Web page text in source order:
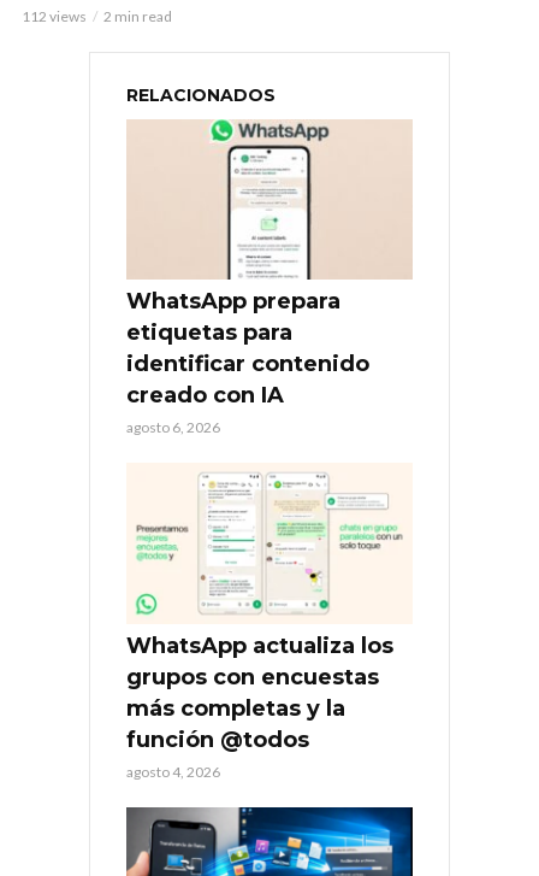
112 views 2 min read
RELACIONADOS
WhatsApp prepara
etiquetas para
identificar contenido
creado con IA
agosto 6, 2026
WhatsApp actualiza los
grupos con encuestas
más completas y la
función @todos
agosto 4, 2026